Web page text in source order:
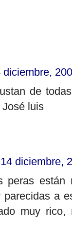
diciembre,
de
luis
14 diciembre,
peras
parecidas a
muy rico,